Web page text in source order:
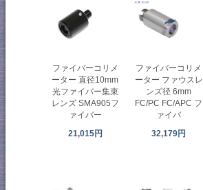
ファイバーコリメ
ーター 直径10mm
光ファイバー集束
レンズ SMA905フ
ァイバー
21,015円
ファイバーコリメ
ーター ファウスレ
ンズ径 6mm
FC/PC FC/APC フ
ァイバ
32,179円